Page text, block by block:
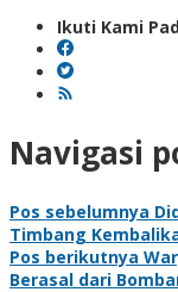
Ikuti Kami
Navigasi
Pos sebelumnya
Timbang
Pos berikutnya
Berasal dari